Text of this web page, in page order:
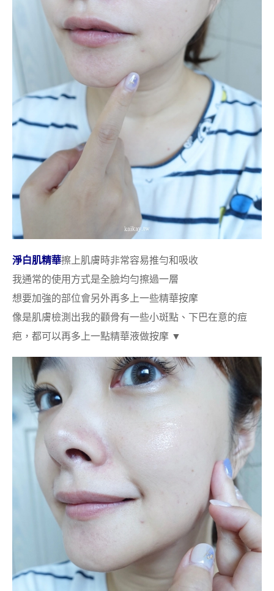
淨白肌精華擦上肌膚時非常容易推勻和吸收
我通常的使用方式是全臉均勻擦過一層
想要加強的部位會另外再多上一些精華按摩
像是肌膚檢測出我的顴骨有一些小斑點、下巴在意的痘
疤，都可以再多上一點精華液做按摩 ▼